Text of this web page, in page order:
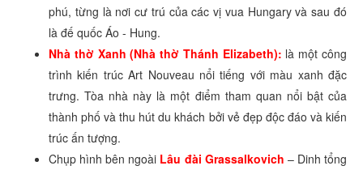
phú, từng là nơi cư trú của các vị vua Hungary và sau đó
là đế quốc Áo - Hung.
Nhà thờ Xanh (Nhà thờ Thánh Elizabeth): là một công
trình kiến trúc Art Nouveau nổi tiếng với màu xanh đặc
trưng. Tòa nhà này là một điểm tham quan nổi bật của
thành phố và thu hút du khách bởi vẻ đẹp độc đáo và kiến
trúc ấn tượng.
Chụp hình bên ngoài Lâu đài Grassalkovich – Dinh tổng